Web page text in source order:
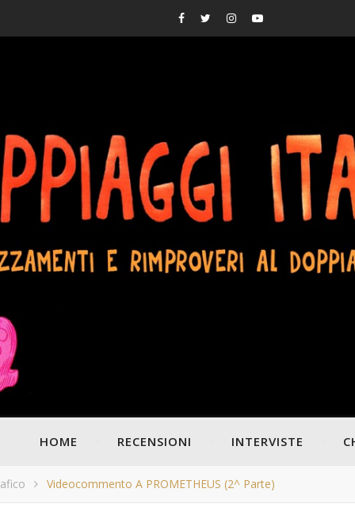
HOME RECENSIONI INTERVISTE
Videocommento A PROMETHEUS (2^ Parte)